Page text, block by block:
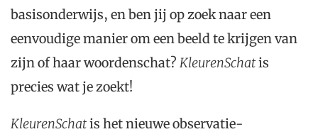
basisonderwijs, en ben jij op zoek naar een
eenvoudige manier om een beeld te krijgen van
zijn of haar woordenschat? KleurenSchatis
precies wat je zoekt!
KleurenSchatis het nieuwe observatie-